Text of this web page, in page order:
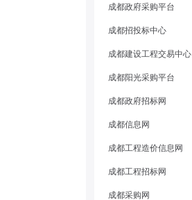
成都政府采购平台
成都招投标中心
成都建设工程交易中心
成都阳光采购平台
成都政府招标网
成都信息网
成都工程造价信息网
成都工程招标网
成都采购网